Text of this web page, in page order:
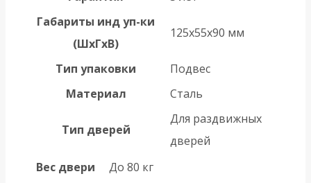
Габариты инд уп-ки
(ШхГхВ)
125x55x90 мм
Тип упаковки
Подвес
Материал
Сталь
Тип дверей
Для раздвижных
дверей
Вес двери
До 80 кг